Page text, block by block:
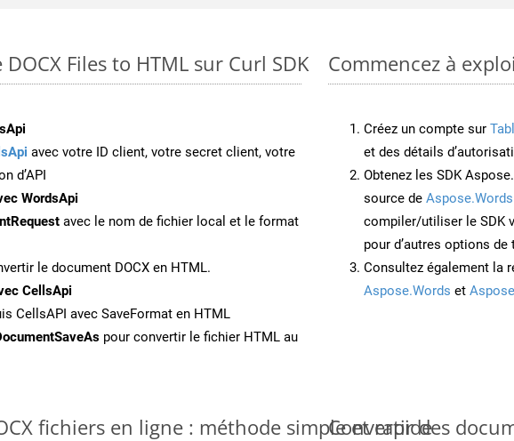
Files to HTML sur Curl SDK
avec votre ID client, votre secret client, votre
d’API
WordsApi
avec le nom de fichier local et le format
le document DOCX en HTML.
CellsApi
CellsAPI avec SaveFormat en HTML
pour convertir le fichier HTML au
Commencez à
Créez un compte sur
et des détails
Obtenez les SDK
source de
compiler/utiliser le SDK
pour d’autres options
Consultez également la
Aspose.Words et
fichiers en ligne : méthode simple et rapide
Convertir des